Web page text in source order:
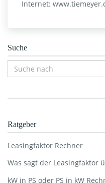
Internet:
Suche
Ratgeber
Leasingfaktor Rechner
Was sagt der Leasingfaktor
kW in PS oder PS in kW